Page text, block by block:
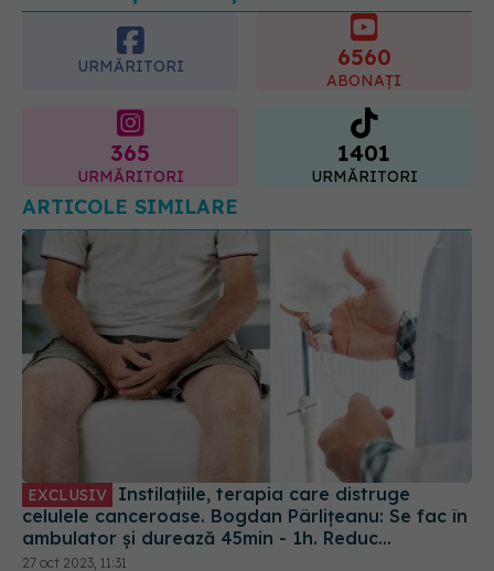
09.08.2026, 21:00
URMĂRITORI 6560
ABONAȚI
365
URMĂRITORI
1401
URMĂRITORI
ARTICOLE SIMILARE
celulele canceroase. Bogdan Pârlițeanu: Se fac în
ambulator și durează 45min - 1h. Reduc
recidivele, pentru că asta e parșivitatea acestui
tip de cancer
27 oct 2023, 11:31